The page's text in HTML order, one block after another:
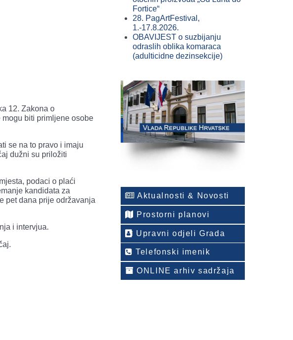
12. Zakona o
biti primljene osobe
se na to pravo i imaju
dužni su priložiti
podaci o plaći
kandidata za
pet dana prije održavanja
i intervjua.
Fortice“
28. PagArtFestival,
1.-17.8.2026.
OBAVIJEST o suzbijanju
odraslih oblika komaraca
(adulticidne dezinsekcije)
Aktualnosti & Novosti
Prostorni planovi
Upravni odjeli Grada
Telefonski imenik
ONLINE arhiv sadržaja